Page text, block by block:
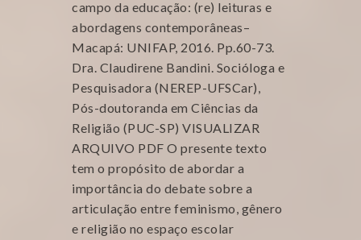
campo da educação: (re) leituras e
abordagens contemporâneas–
Macapá: UNIFAP, 2016. Pp.60-73.
Dra. Claudirene Bandini. Socióloga e
Pesquisadora (NEREP-UFSCar),
Pós-doutoranda em Ciências da
Religião (PUC-SP) VISUALIZAR
ARQUIVO PDF O presente texto
tem o propósito de abordar a
importância do debate sobre a
articulação entre feminismo, gênero
e religião no espaço escolar